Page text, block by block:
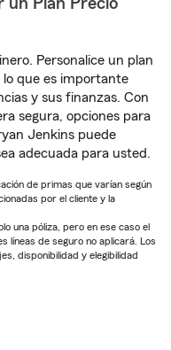
un Plan Precio
Personalice un plan
que es importante
y sus finanzas. Con
segura, opciones para
Jenkins puede
adecuada para usted.
de primas que varían según
por el cliente y la
una póliza, pero en ese caso el
líneas de seguro no aplicará. Los
disponibilidad y elegibilidad